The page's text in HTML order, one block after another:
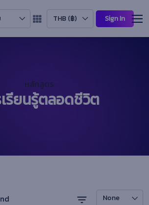
THB (฿) Sign In
หลักสูตร
รียนรู้ตลอดชีวิต
None